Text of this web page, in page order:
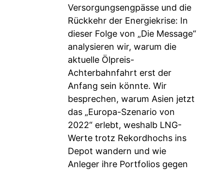
Versorgungsengpässe und die
Rückkehr der Energiekrise: In
dieser Folge von „Die Message“
analysieren wir, warum die
aktuelle Ölpreis-
Achterbahnfahrt erst der
Anfang sein könnte. Wir
besprechen, warum Asien jetzt
das „Europa-Szenario von
2022“ erlebt, weshalb LNG-
Werte trotz Rekordhochs ins
Depot wandern und wie
Anleger ihre Portfolios gegen